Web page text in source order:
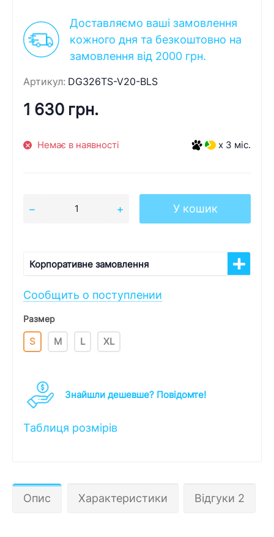
Доставляємо ваші замовлення
кожного дня та безкоштовно на
замовлення від 2000 грн.
Артикул: DG326TS-V20-BLS
1 630 грн.
Немає в наявності x 3 міс.
У кошик
Корпоративне замовлення
Сообщить о поступлении
Размер
S M L XL
Знайшли дешевше? Повідомте!
Таблиця розмірів
Опис Характеристики Відгуки 2